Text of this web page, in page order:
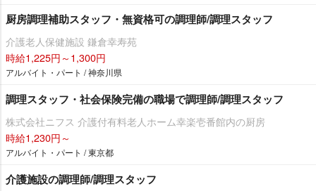
厨房調理補助スタッフ・無資格可の調理師/調理スタッフ
介護老人保健施設 鎌倉幸寿苑
時給1,225円～1,300円
アルバイト・パート / 神奈川県
調理スタッフ・社会保険完備の職場で調理師/調理スタッフ
株式会社ニフス 介護付有料老人ホーム幸楽壱番館内の厨房
時給1,230円～
アルバイト・パート / 東京都
介護施設の調理師/調理スタッフ